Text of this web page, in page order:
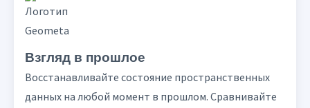
Взгляд в прошлое
Восстанавливайте состояние пространственных
данных на любой момент в прошлом. Сравнивайте